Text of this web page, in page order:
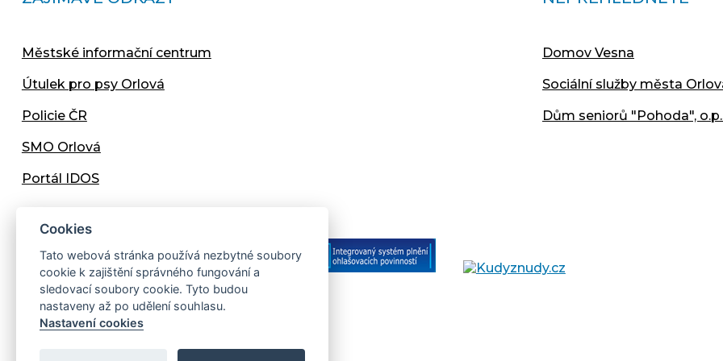
Městské informační centrum
Útulek pro psy Orlová
Policie ČR
SMO Orlová
Portál IDOS
Domov Vesna
Sociální služby města
Dům seniorů "Pohoda",
Copyright © 2013 - 2026 Městský úřad Orlová
Cookies
Tato webová stránka používá nezbytné soubory
cookie k zajištění správného fungování a
sledovací soubory cookie. Tyto budou
nastaveny až po udělení souhlasu.
Nastavení cookies